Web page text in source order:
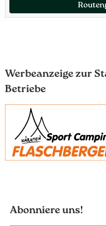
Management
Werbeanzeige zur
Betriebe
Abonniere uns!